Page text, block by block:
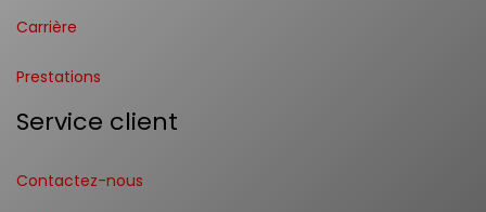
Carrière
Prestations
Service client
Contactez-nous